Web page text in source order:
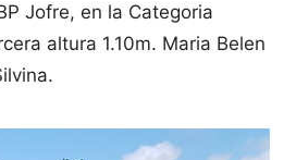
Jofre, en la Categoria
altura 1.10m. Maria Belen